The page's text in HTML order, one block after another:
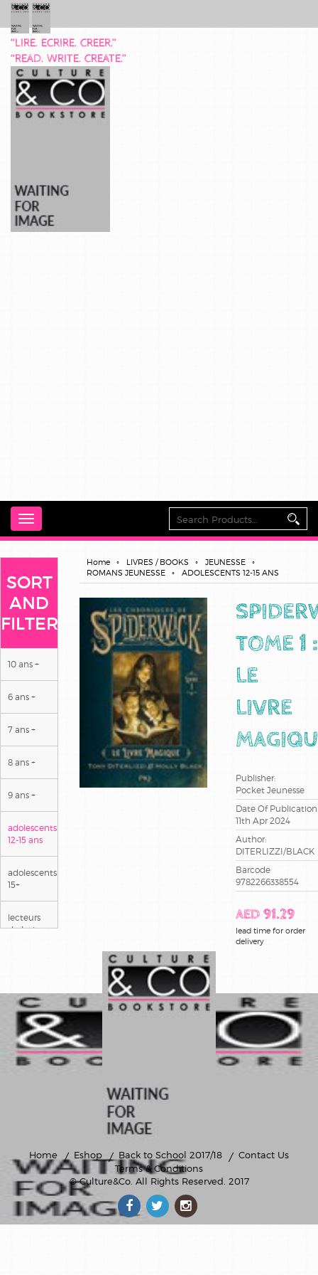
“LIRE. ECRIRE. CREER.”
“READ. WRITE. CREATE.”
Toggle
navigation
SORT
AND
FILTER
10 ans +
6 ans +
7 ans +
8 ans +
9 ans +
adolescents
12-15 ans
adolescents
15+
lecteurs
dyslexiques
poche
Home LIVRES / BOOKS
JEUNESSE
ROMANS JEUNESSE
ADOLESCENTS 12-15 ANS
TOME 1 :
LE
LIVRE
Publisher:
Pocket Jeunesse
Date Of Publication:
11th Apr 2024
Author:
DITERLIZZI/BLACK
Barcode
9782266338554
AED 91.29
lead time for order
delivery
Home Eshop Back to School 2017/18
Contact Us
Terms & Conditions
© Culture&Co. All Rights Reserved. 2017